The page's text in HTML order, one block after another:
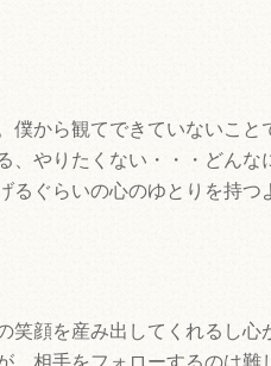
僕から観てできていないこと
、やりたくない・・・どんな
るぐらいの心のゆとりを持つ
笑顔を産み出してくれるし心
相手をフォローするのは難し